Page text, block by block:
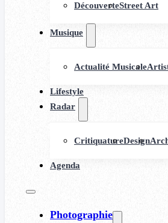
DécouverteStreet Art
Musique
Actualité Musicale
Lifestyle
Radar
CritiquatureDesign
Agenda
Photographie